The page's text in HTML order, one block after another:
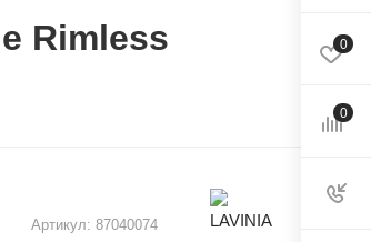
Rimless
Артикул: 87040074
0
0